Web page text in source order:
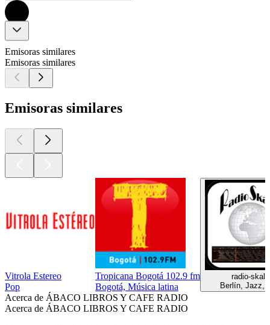
Emisoras similares
Emisoras similares
Emisoras similares
Vitrola Estereo
Pop
Tropicana Bogotá 102.9 fm
Bogotá, Música latina
radio-skala
Berlín, Jazz,
Acerca de ÁBACO LIBROS Y CAFE RADIO
Acerca de ÁBACO LIBROS Y CAFE RADIO